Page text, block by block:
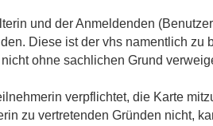
und der Anmeldenden
Diese ist der vhs namentlich zu
ohne sachlichen Grund
verpflichtet, die Karte
zu vertretenden Gründen nicht,